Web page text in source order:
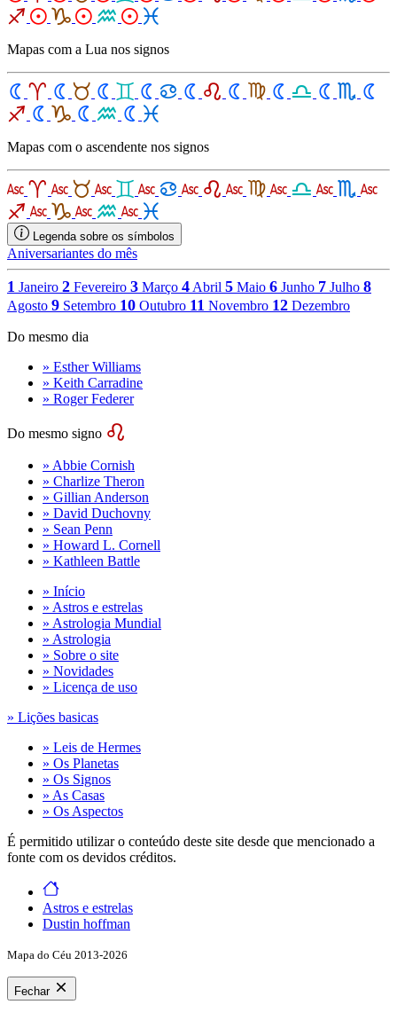
Mapas com a Lua nos signos
Mapas com o ascendente nos signos
Legenda sobre os símbolos
Aniversariantes do mês
1 Janeiro 2 Fevereiro 3 Março 4Abril 5 Maio 6 Junho 7 Julho 8
Agosto 9 Setembro 10 Outubro 11 Novembro 12 Dezembro
Do mesmo dia
» Esther Williams
» Keith Carradine
» Roger Federer
Do mesmo signo
» Abbie Cornish
» Charlize Theron
» Gillian Anderson
» David Duchovny
» Sean Penn
» Howard L. Cornell
» Kathleen Battle
» Início
» Astros e estrelas
» Astrologia Mundial
» Astrologia
» Sobre o site
» Novidades
» Licença de uso
» Lições basicas
» Leis de Hermes
» Os Planetas
» Os Signos
» As Casas
» Os Aspectos
É permitido utilizar o conteúdo deste site desde que mencionado a
fonte com os devidos créditos.
Astros e estrelas
Dustin hoffman
Mapa do Céu 2013-2026
Fechar